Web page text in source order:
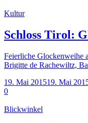
Kultur
Schloss Tirol:
Feierliche Glockenweihe
Brigitte de Rachewiltz,
19. Mai 201519. Mai
0
Blickwinkel